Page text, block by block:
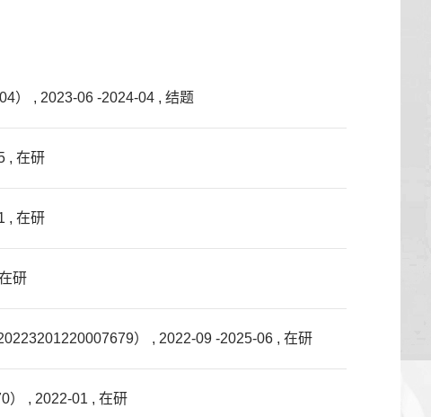
） , 2023-06 -2024-04 , 结题
, 在研
, 在研
研
） , 2022-09 -2025-06 , 在研
） , 2022-01 , 在研